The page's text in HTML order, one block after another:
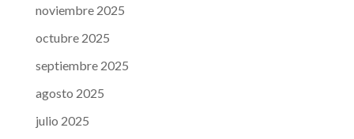
noviembre 2025
octubre 2025
septiembre 2025
agosto 2025
julio 2025